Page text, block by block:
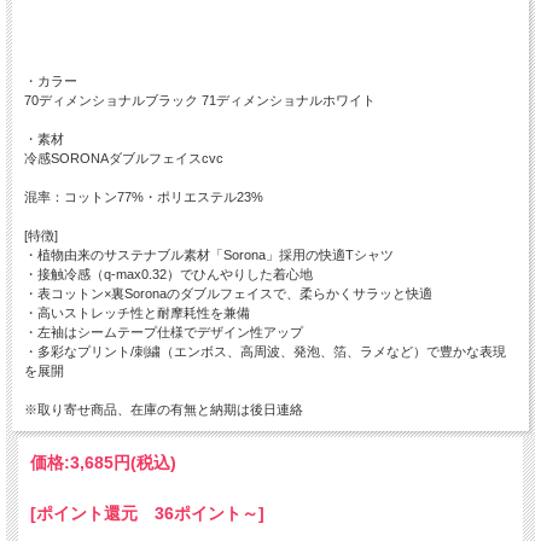
・カラー
70ディメンショナルブラック 71ディメンショナルホワイト
・素材
冷感SORONAダブルフェイスcvc
混率：コットン77%・ポリエステル23%
[特徴]
・植物由来のサステナブル素材「Sorona」採用の快適Tシャツ
・接触冷感（q-max0.32）でひんやりした着心地
・表コットン×裏Soronaのダブルフェイスで、柔らかくサラッと快適
・高いストレッチ性と耐摩耗性を兼備
・左袖はシームテープ仕様でデザイン性アップ
・多彩なプリント/刺繍（エンボス、高周波、発泡、箔、ラメなど）で豊かな表現
を展開
※取り寄せ商品、在庫の有無と納期は後日連絡
価格:3,685円(税込)
[ポイント還元 36ポイント～]